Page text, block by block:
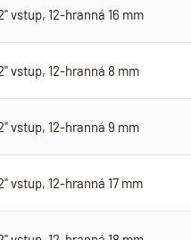
vstup, 12-hranná 16 mm
vstup, 12-hranná 8 mm
vstup, 12-hranná 9 mm
vstup, 12-hranná 17 mm